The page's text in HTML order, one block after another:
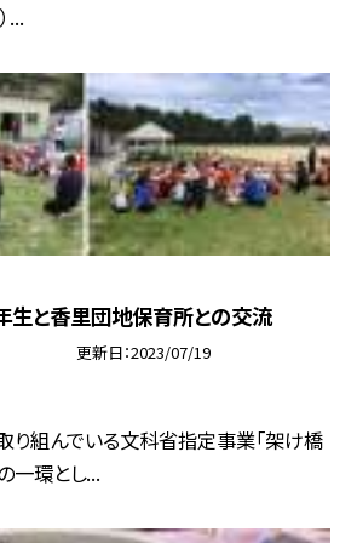
...
生と香里団地保育所との交流
更新日 2023/07/19
り組んでいる文科省指定事業「架け橋
一環とし...